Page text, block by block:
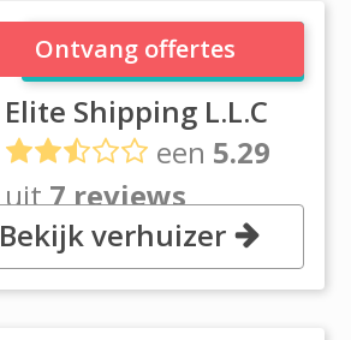
Elite Shipping L.L.C
Elite Shipping L.L.C
een 5.29
uit7 reviews
United Arab Emirates, P.O. Box #
32940,, Dubai
Ontvang offertes
Bekijk verhuizer